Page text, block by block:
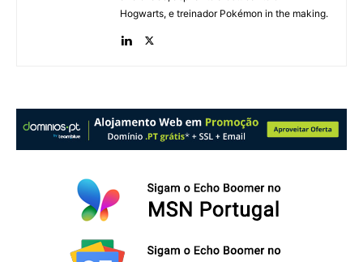
Hogwarts, e treinador Pokémon in the making.